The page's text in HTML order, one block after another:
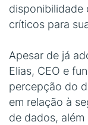
disponibilidade
críticos para
Apesar de já
Elias, CEO e
percepção do
em relação à
de dados,